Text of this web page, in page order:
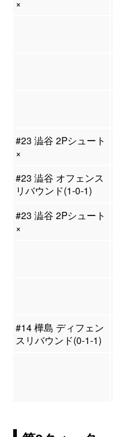
×
#23 澁谷 2Pシュート
×
#23 澁谷 オフェンス
リバウンド(1-0-1)
#23 澁谷 2Pシュート
×
#14 樺島 ディフェン
スリバウンド(0-1-1)